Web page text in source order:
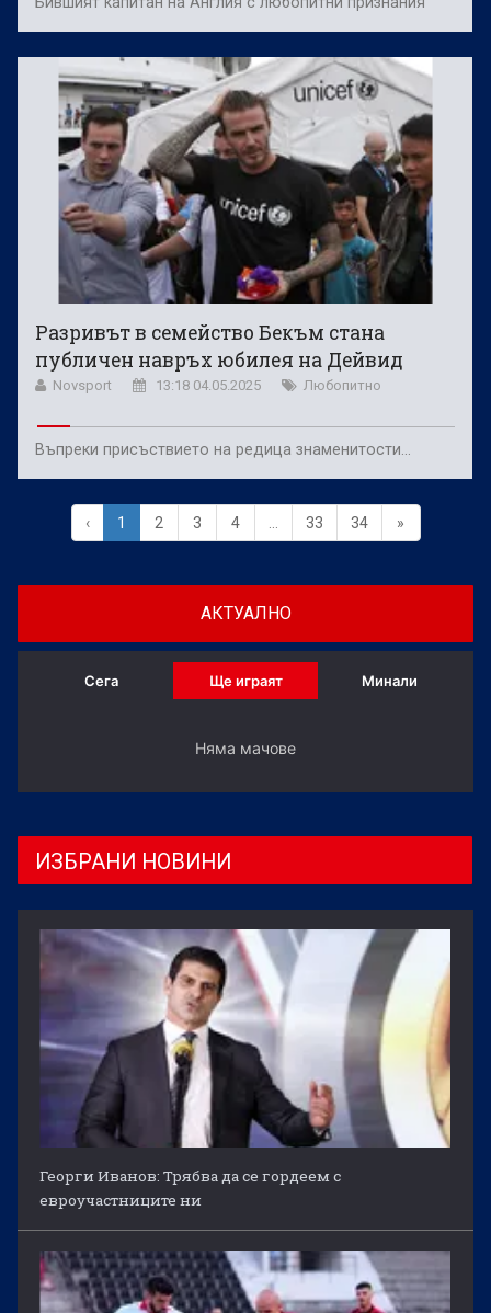
Разривът в семейство Бекъм стана
публичен навръх юбилея на Дейвид
Novsport 13:18 04.05.2025 Любопитно
Въпреки присъствието на редица знаменитости...
‹ 1 2 3 4 33 34 »
АКТУАЛНО
Сега Ще играят Минали
Няма мачове
ИЗБРАНИ НОВИНИ
Георги Иванов: Трябва да се гордеем с
евроучастниците ни